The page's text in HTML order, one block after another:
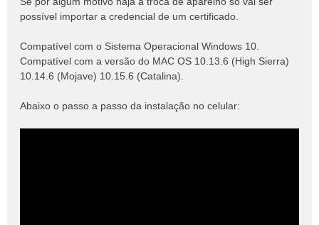
possível importar a credencial de um certificado.
Compatível com o Sistema Operacional Windows 10.
Compatível com a versão do MAC OS 10.13.6 (High Sierra)
10.14.6 (Mojave) 10.15.6 (Catalina).
Abaixo o passo a passo da instalação no celular: